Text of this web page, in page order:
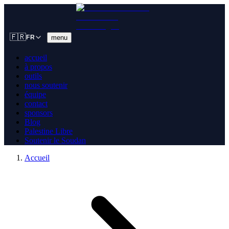
🇫🇷FR menu
accueil
à propos
outils
nous soutenir
équipe
contact
sponsors
Blog
Palestine Libre
Soutenir le Soudan
Accueil